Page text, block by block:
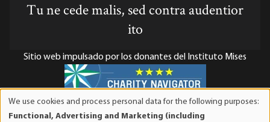
Tu ne cede malis, sed contra audentior
ito
Sitio web impulsado por los donantes del Instituto Mises
El Instituto Mises es una organización sin fines de lucro 501(c)(3)
We use cookies and process personal data for the following purposes:
Functional, Advertising and Marketing (including